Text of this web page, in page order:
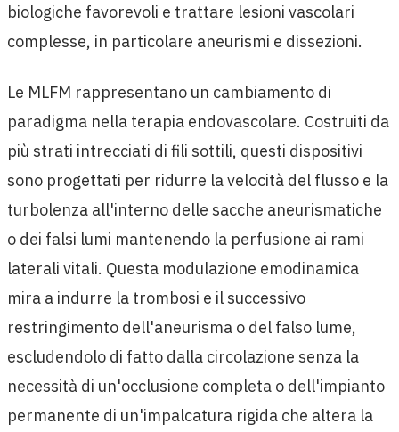
biologiche favorevoli e trattare lesioni vascolari
complesse, in particolare aneurismi e dissezioni.
Le MLFM rappresentano un cambiamento di
paradigma nella terapia endovascolare. Costruiti da
più strati intrecciati di fili sottili, questi dispositivi
sono progettati per ridurre la velocità del flusso e la
turbolenza all'interno delle sacche aneurismatiche
o dei falsi lumi mantenendo la perfusione ai rami
laterali vitali. Questa modulazione emodinamica
mira a indurre la trombosi e il successivo
restringimento dell'aneurisma o del falso lume,
escludendolo di fatto dalla circolazione senza la
necessità di un'occlusione completa o dell'impianto
permanente di un'impalcatura rigida che altera la